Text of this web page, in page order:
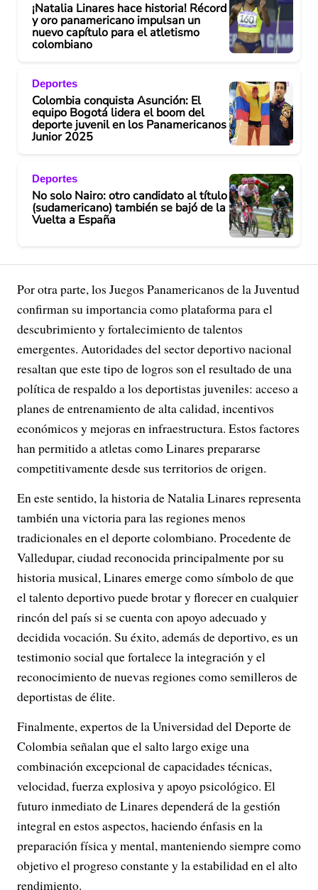
¡Natalia Linares hace historia! Récord
y oro panamericano impulsan un
nuevo capítulo para el atletismo
colombiano
Deportes
Colombia conquista Asunción: El
equipo Bogotá lidera el boom del
deporte juvenil en los Panamericanos
Junior 2025
Deportes
No solo Nairo: otro candidato al título
(sudamericano) también se bajó de la
Vuelta a España
Por otra parte, los Juegos Panamericanos de la Juventud
confirman su importancia como plataforma para el
descubrimiento y fortalecimiento de talentos
emergentes. Autoridades del sector deportivo nacional
resaltan que este tipo de logros son el resultado de una
política de respaldo a los deportistas juveniles: acceso a
planes de entrenamiento de alta calidad, incentivos
económicos y mejoras en infraestructura. Estos factores
han permitido a atletas como Linares prepararse
competitivamente desde sus territorios de origen.
En este sentido, la historia de Natalia Linares representa
también una victoria para las regiones menos
tradicionales en el deporte colombiano. Procedente de
Valledupar, ciudad reconocida principalmente por su
historia musical, Linares emerge como símbolo de que
el talento deportivo puede brotar y florecer en cualquier
rincón del país si se cuenta con apoyo adecuado y
decidida vocación. Su éxito, además de deportivo, es un
testimonio social que fortalece la integración y el
reconocimiento de nuevas regiones como semilleros de
deportistas de élite.
Finalmente, expertos de la Universidad del Deporte de
Colombia señalan que el salto largo exige una
combinación excepcional de capacidades técnicas,
velocidad, fuerza explosiva y apoyo psicológico. El
futuro inmediato de Linares dependerá de la gestión
integral en estos aspectos, haciendo énfasis en la
preparación física y mental, manteniendo siempre como
objetivo el progreso constante y la estabilidad en el alto
rendimiento.